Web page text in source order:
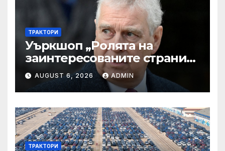
ТРАКТОРИ
Уъркшоп „Ролята на
заинтересованите страни
във външното осигуряване
на качеството“
AUGUST 6, 2026 ADMIN
ТРАКТОРИ